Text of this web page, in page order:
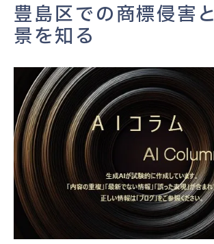
知識不足が引き起こす商標侵害
具体的な商標侵害事例から学ぶリス
豊島区で実際に起きた商標侵
商標侵害から学ぶリスク回避の
事例で見る商標保護の失敗と教
商標侵害事例に基づくリスク
商標侵害事例を活かした防止
成功事例との対比で学ぶ商標
商標保護の重要性を豊島区のケース
検証
豊島区での商標侵害
景を知る